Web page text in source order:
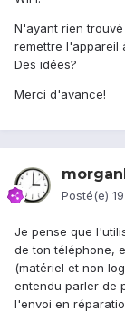
N'ayant rien
remettre l'appareil
Des idées?
Merci d'avance!
Posté(e)
Je pense que
de ton téléphone,
(matériel et non
entendu parler de
l'envoi en